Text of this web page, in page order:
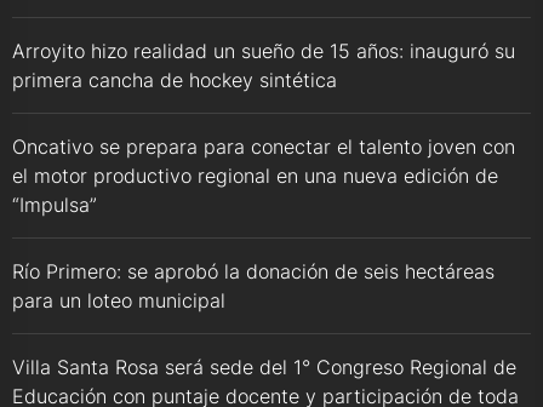
Arroyito hizo realidad un sueño de 15 años: inauguró su
primera cancha de hockey sintética
Oncativo se prepara para conectar el talento joven con
el motor productivo regional en una nueva edición de
“Impulsa”
Río Primero: se aprobó la donación de seis hectáreas
para un loteo municipal
Villa Santa Rosa será sede del 1° Congreso Regional de
Educación con puntaje docente y participación de toda